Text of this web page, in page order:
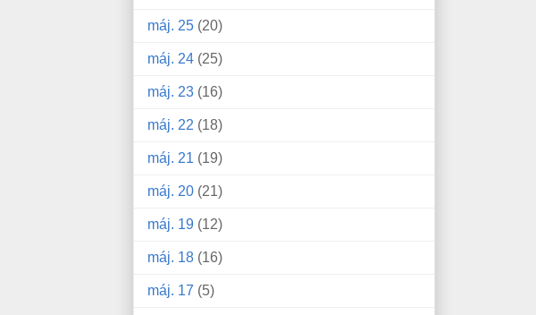
máj. 25 (20)
máj. 24 (25)
máj. 23 (16)
máj. 22 (18)
máj. 21 (19)
máj. 20 (21)
máj. 19 (12)
máj. 18 (16)
máj. 17 (5)